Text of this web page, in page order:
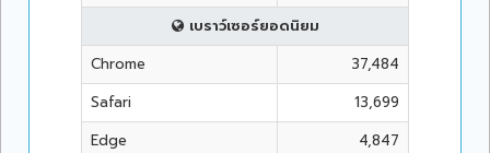
เบราว์เซอร์ยอดนิยม
Chrome
37,484
Safari
13,699
Edge
4,847